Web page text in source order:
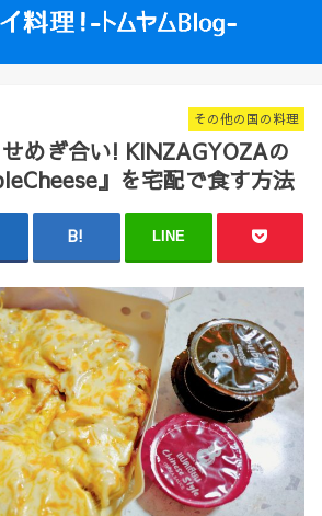
その他の国の料理
めぎ合い! KINZAGYOZAの
』を宅配で食す方法
LINE